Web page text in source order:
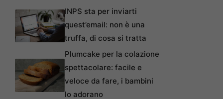
INPS sta per inviarti
quest’email: non è una
truffa, di cosa si tratta
Plumcake per la colazione
spettacolare: facile e
veloce da fare, i bambini
lo adorano